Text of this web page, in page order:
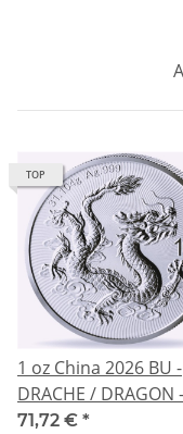
TOP
1 oz China 2026 BU -
DRACHE / DRAGON -
Tang Dynasty &
71,72 € *